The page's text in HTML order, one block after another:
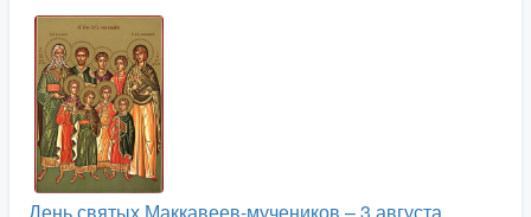
День святых Маккавеев-мучеников – 3 августа